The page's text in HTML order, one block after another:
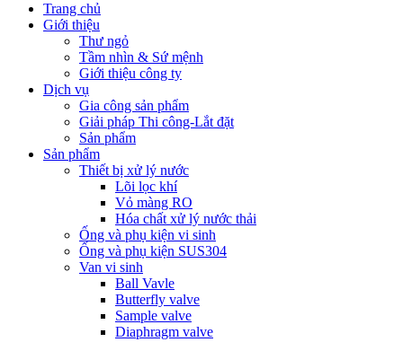
Trang chủ
Giới thiệu
Thư ngỏ
Tầm nhìn & Sứ mệnh
Giới thiệu công ty
Dịch vụ
Gia công sản phẩm
Giải pháp Thi công-Lắt đặt
Sản phẩm
Sản phẩm
Thiết bị xử lý nước
Lõi lọc khí
Vỏ màng RO
Hóa chất xử lý nước thải
Ống và phụ kiện vi sinh
Ống và phụ kiện SUS304
Van vi sinh
Ball Vavle
Butterfly valve
Sample valve
Diaphragm valve